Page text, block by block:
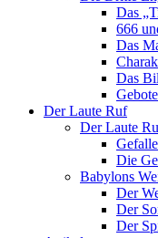
Das
666
Das
Das
Der Laute Ruf
Der Laute
Die
Babylons
Der
Der
Der